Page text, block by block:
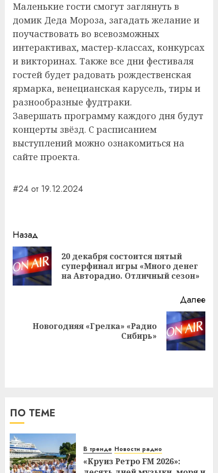
Маленькие гости смогут заглянуть в
домик Деда Мороза, загадать желание и
поучаствовать во всевозможных
интерактивах, мастер-классах, конкурсах
и викторинах. Также все дни фестиваля
гостей будет радовать рождественская
ярмарка, венецианская карусель, тиры и
разнообразные фудтраки.
Завершать программу каждого дня будут
концерты звёзд. С расписанием
выступлений можно ознакомиться на
сайте проекта.
#24 от 19.12.2024
Навигация
записи
Назад
20 декабря состоится пятый
суперфинал игры «Много денег
на Авторадио. Отличный сезон»
Далее
Следующая
Новогодняя «Грелка» «Радио
Сибирь»
ПО ТЕМЕ
В тренде Новости радио
«Круиз Ретро FM 2026»: